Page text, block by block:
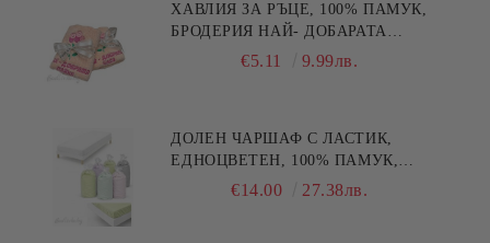
ХАВЛИЯ ЗА РЪЦЕ, 100% ПАМУК,
БРОДЕРИЯ НАЙ- ДОБАРАТА
МАЙКА/БАБА , РАЗМЕР:
€5.11 9.99лв.
ДОЛЕН ЧАРШАФ С ЛАСТИК,
ЕДНОЦВЕТЕН, 100% ПАМУК,
РАЗЛИЧНИ РАЗМЕРИ
€14.00 27.38лв.